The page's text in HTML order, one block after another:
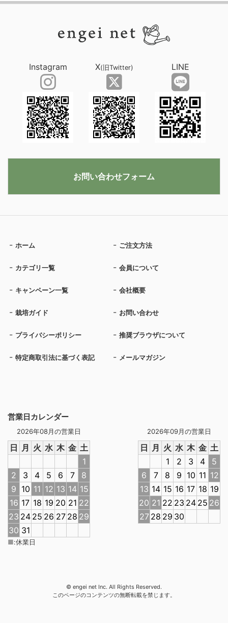
営業日カレンダー
2026年08月の営業日
日 月 火 水 木 金 土
1
2
3 4 5 6 7
8
9 10 11 12 13 14 15
16 17 18 19 20 21 22
23 24 25 26 27 28 29
30 31
2026年09月の営業日
日 月 火 水 木 金 土
1
2 3 4
5
6
7 8 9 10 11 12
13 14 15 16 17 18 19
20 21 22 23 24 25 26
27 28 29 30
■:休業日
ホーム ご注文方法
カテゴリ一覧 会員について
キャンペーン一覧 会社概要
栽培ガイド お問い合わせ
プライバシーポリシー 推奨ブラウザについて
特定商取引法に基づく表記 メールマガジン
Instagram X(旧Twitter) LINE
お問い合わせフォーム
© engei net Inc. All Rights Reserved.
このページのコンテンツの無断転載を禁じます。